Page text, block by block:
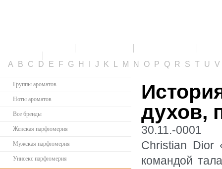
A B C D E F G H J K M N O P Q R S T U V
Группы ароматов
Ноты ароматов
Все бренды
Женская парфюмерия
Мужская парфюмерия
Унисекс парфюмерия
духов,
30.11.-0001
Christian Dior
командой